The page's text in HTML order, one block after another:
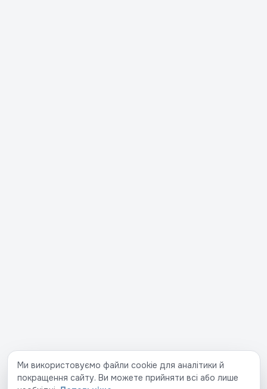
Ми використовуємо файли cookie для аналітики й
покращення сайту. Ви можете прийняти всі або лише